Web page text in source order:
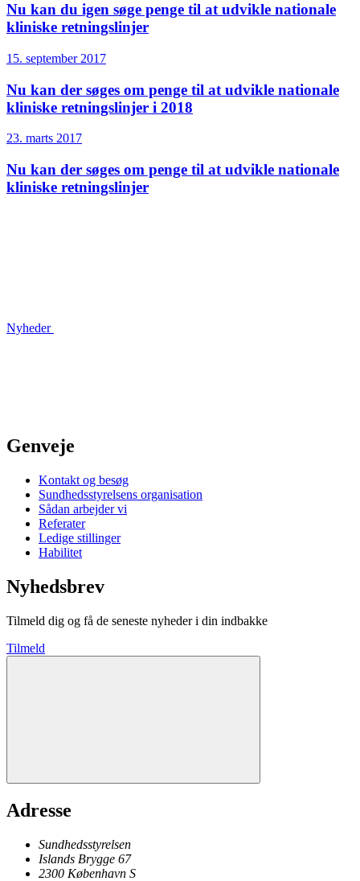
Nu kan du igen søge penge til at udvikle nationale
kliniske retningslinjer
15. september 2017
Nu kan der søges om penge til at udvikle nationale
kliniske retningslinjer i 2018
23. marts 2017
Nu kan der søges om penge til at udvikle nationale
kliniske retningslinjer
Nyheder
Genveje
Kontakt og besøg
Sundhedsstyrelsens organisation
Sådan arbejder vi
Referater
Ledige stillinger
Habilitet
Nyhedsbrev
Tilmeld dig og få de seneste nyheder i din indbakke
Tilmeld
Adresse
Sundhedsstyrelsen
Islands Brygge 67
2300 København S